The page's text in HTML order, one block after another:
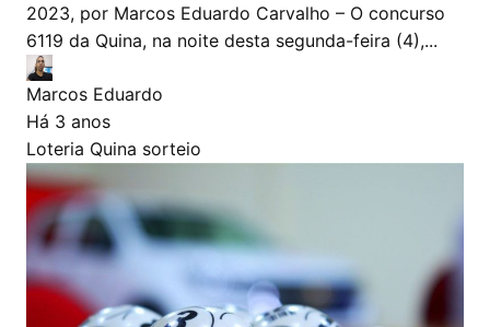
2023, por Marcos Eduardo Carvalho – O concurso
6119 da Quina, na noite desta segunda-feira (4),...
Marcos Eduardo
Há 3 anos
Loteria Quina sorteio